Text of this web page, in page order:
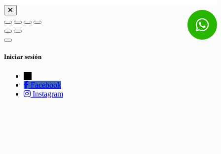
Iniciar sesión
Facebook
Instagram